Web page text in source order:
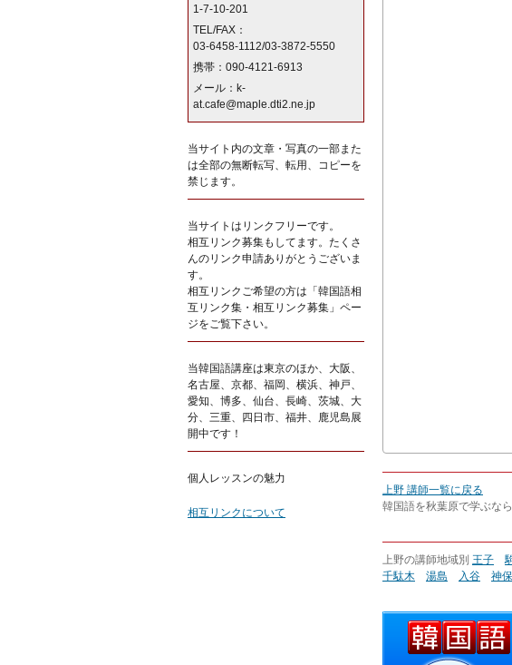
上野 講師一覧に戻る
韓国語を秋葉原で学ぶな
上野の講師地域別 王子
千駄木
湯島 入谷 神
1-7-10-201
TEL/FAX：
03-6458-1112/03-3872-5550
携帯：090-4121-6913
メール：k-
at.cafe@maple.dti2.ne.jp
当サイト内の文章・写真の一部また
は全部の無断転写、転用、コピーを
禁じます。
当サイトはリンクフリーです。
相互リンク募集もしてます。たくさ
んのリンク申請ありがとうございま
す。
相互リンクご希望の方は「韓国語相
互リンク集・相互リンク募集」ペー
ジをご覧下さい。
当韓国語講座は東京のほか、大阪、
名古屋、京都、福岡、横浜、神戸、
愛知、博多、仙台、長崎、茨城、大
分、三重、四日市、福井、鹿児島展
開中です！
個人レッスンの魅力
相互リンクについて